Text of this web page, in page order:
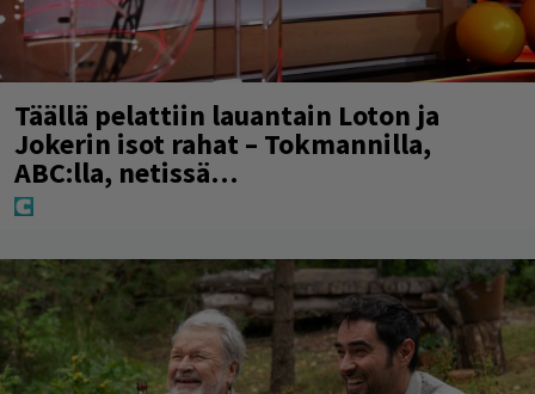
Täällä pelattiin lauantain Loton ja
Jokerin isot rahat – Tokmannilla,
ABC:lla, netissä…